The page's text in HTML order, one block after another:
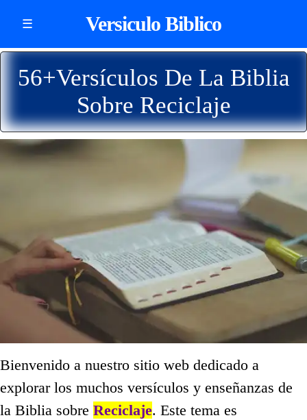
☰ Versiculo Biblico
56+Versículos De La Biblia
Sobre Reciclaje
Bienvenido a nuestro sitio web dedicado a
explorar los muchos versículos y enseñanzas de
la Biblia sobre Reciclaje. Este tema es